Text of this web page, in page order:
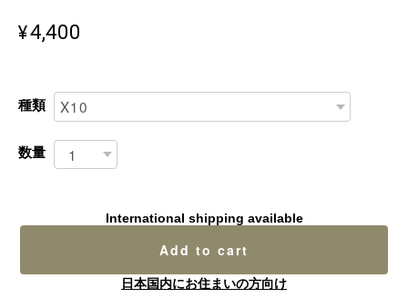
¥4,400
種類
数量
International shipping available
Add to cart
日本国内にお住まいの方向け